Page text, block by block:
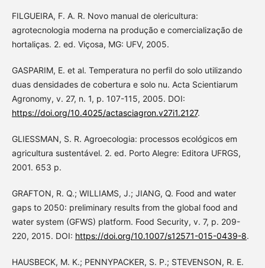
FILGUEIRA, F. A. R. Novo manual de olericultura:
agrotecnologia moderna na produção e comercialização de
hortaliças. 2. ed. Viçosa, MG: UFV, 2005.
GASPARIM, E. et al. Temperatura no perfil do solo utilizando
duas densidades de cobertura e solo nu. Acta Scientiarum
Agronomy, v. 27, n. 1, p. 107-115, 2005. DOI:
https://doi.org/10.4025/actasciagron.v27i1.2127.
GLIESSMAN, S. R. Agroecologia: processos ecológicos em
agricultura sustentável. 2. ed. Porto Alegre: Editora UFRGS,
2001. 653 p.
GRAFTON, R. Q.; WILLIAMS, J.; JIANG, Q. Food and water
gaps to 2050: preliminary results from the global food and
water system (GFWS) platform. Food Security, v. 7, p. 209-
220, 2015. DOI: https://doi.org/10.1007/s12571-015-0439-8.
HAUSBECK, M. K.; PENNYPACKER, S. P.; STEVENSON, R. E.